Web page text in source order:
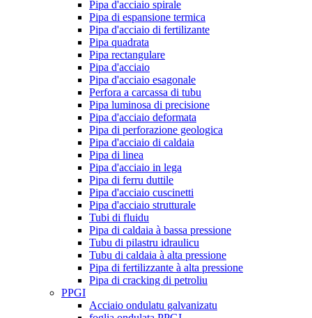
Pipa d'acciaio spirale
Pipa di espansione termica
Pipa d'acciaio di fertilizante
Pipa quadrata
Pipa rectangulare
Pipa d'acciaio
Pipa d'acciaio esagonale
Perfora a carcassa di tubu
Pipa luminosa di precisione
Pipa d'acciaio deformata
Pipa di perforazione geologica
Pipa d'acciaio di caldaia
Pipa di linea
Pipa d'acciaio in lega
Pipa di ferru duttile
Pipa d'acciaio cuscinetti
Pipa d'acciaio strutturale
Tubi di fluidu
Pipa di caldaia à bassa pressione
Tubu di pilastru idraulicu
Tubu di caldaia à alta pressione
Pipa di fertilizzante à alta pressione
Pipa di cracking di petroliu
PPGI
Acciaio ondulatu galvanizatu